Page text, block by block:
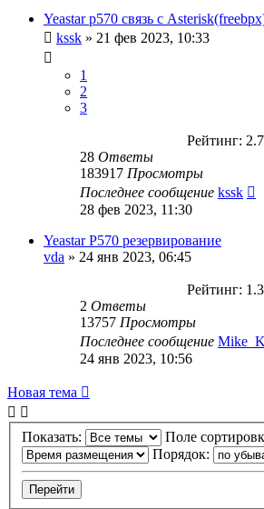
Yeastar p570 связь с
kssk » 21 фев 2023, 10:33
1
2
3
Рейтинг:
28 Ответы
183917 Просмотры
Последнее сообщение kssk
28 фев 2023, 11:30
Yeastar P570 резервирование
vda » 24 янв 2023, 06:45
Рейтинг:
2 Ответы
13757 Просмотры
Последнее сообщение Mike_K
24 янв 2023, 10:56
Новая тема
Показать:
Поле
Порядок: